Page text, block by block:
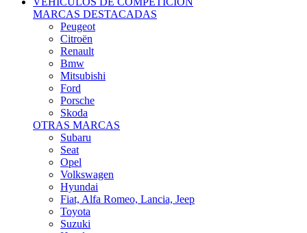
MARCAS DESTACADAS
Peugeot
Citroën
Renault
Bmw
Mitsubishi
Ford
Porsche
Skoda
OTRAS MARCAS
Subaru
Seat
Opel
Volkswagen
Hyundai
Fiat, Alfa Romeo, Lancia, Jeep
Toyota
Suzuki